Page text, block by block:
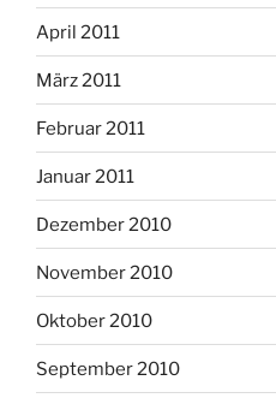
April 2011
März 2011
Februar 2011
Januar 2011
Dezember 2010
November 2010
Oktober 2010
September 2010